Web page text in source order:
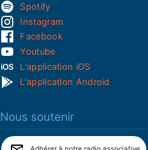
Spotify
Instagram
Facebook
Youtube
L'application iOS
L'application Android
Nous soutenir